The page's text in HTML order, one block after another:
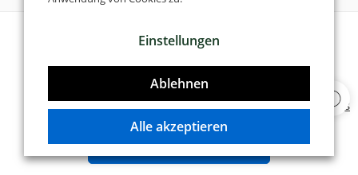
Tanzschuhe Otto München e.K.
vorbehalten!
Designed & Developed byDelta 4 Software Solutions
VERTRAG WIDERRUFEN
Einstellungen
Ablehnen
Alle akzeptieren